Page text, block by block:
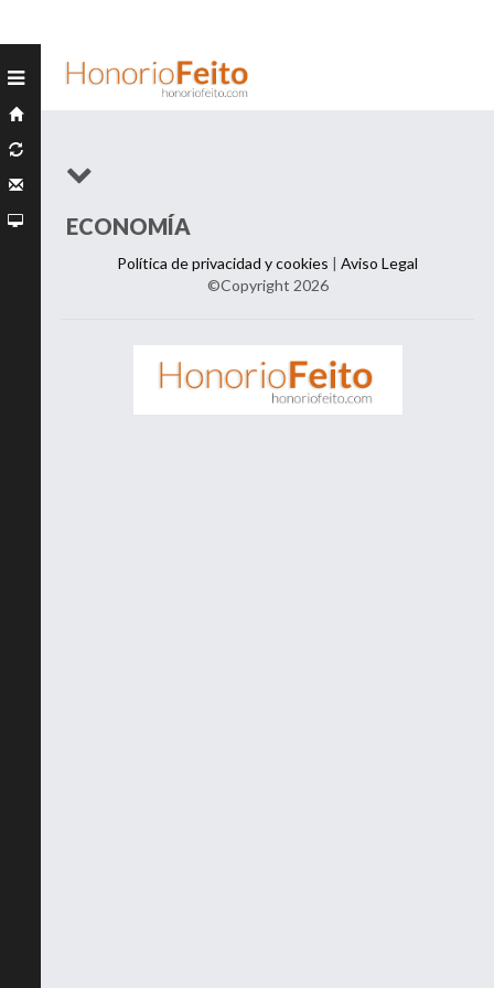
ECONOMÍA
Política de privacidad y cookies |Aviso Legal
©Copyright 2026